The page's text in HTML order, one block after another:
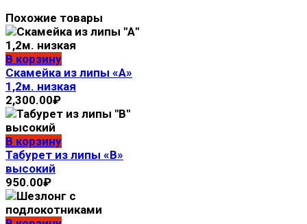
Похожие товары
В корзину
Скамейка из липы «А»
1,2м. низкая
2,300.00₽
В корзину
Табурет из липы «В»
высокий
950.00₽